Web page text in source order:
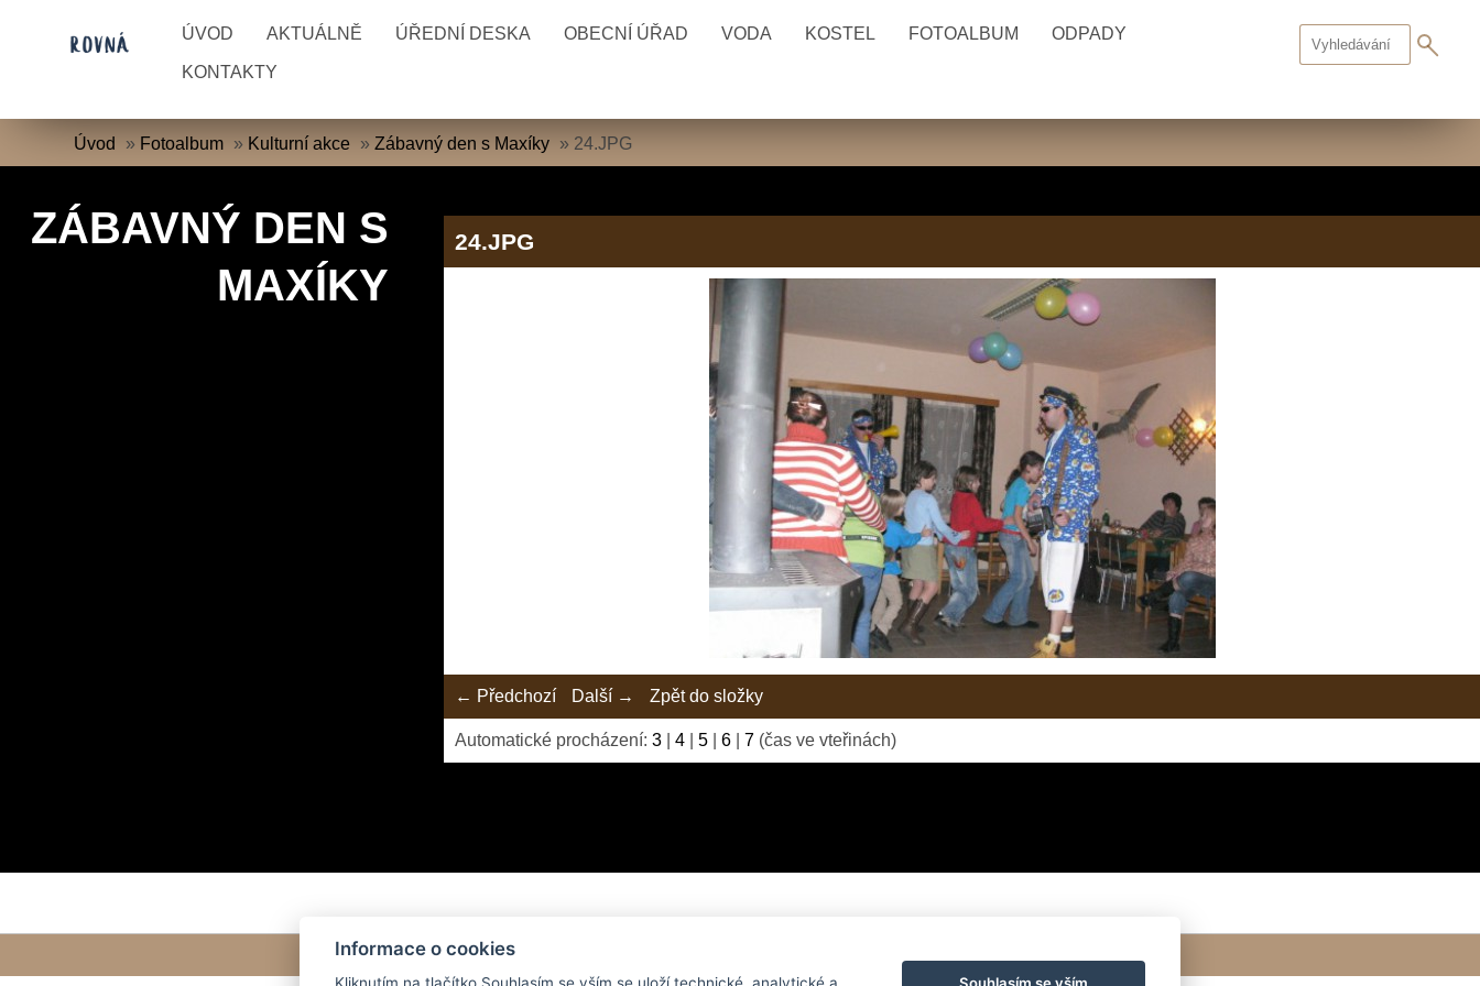
ÚVOD AKTUÁLNĚ ÚŘEDNÍ DESKA OBECNÍ ÚŘAD VODA KOSTEL FOTOALBUM ODPADY
KONTAKTY
Úvod » Fotoalbum » Kulturní akce »Zábavný den s Maxíky » 24.JPG
ZÁBAVNÝ DEN S
MAXÍKY
24.JPG
← Předchozí Další → Zpět do složky
Automatické procházení:3 |4 |5 |6 |7 (čas ve vteřinách)
Informace o cookies